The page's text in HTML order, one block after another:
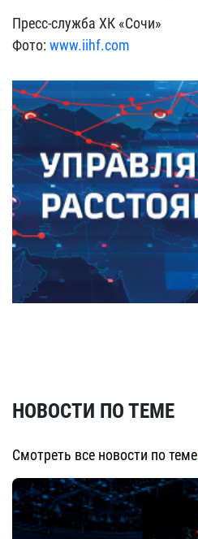
Пресс-служба ХК «Сочи»
Фото:www.iihf.com
НОВОСТИ ПО ТЕМЕ
Смотреть все новости по теме